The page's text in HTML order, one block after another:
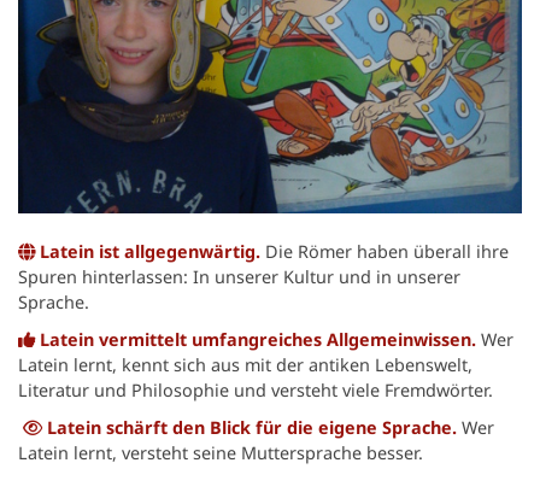
Latein ist allgegenwärtig. Die Römer haben überall ihre
Spuren hinterlassen: In unserer Kultur und in unserer
Sprache.
Latein vermittelt umfangreiches Allgemeinwissen. Wer
Latein lernt, kennt sich aus mit der antiken Lebenswelt,
Literatur und Philosophie und versteht viele Fremdwörter.
Latein schärft den Blick für die eigene Sprache. Wer
Latein lernt, versteht seine Muttersprache besser.